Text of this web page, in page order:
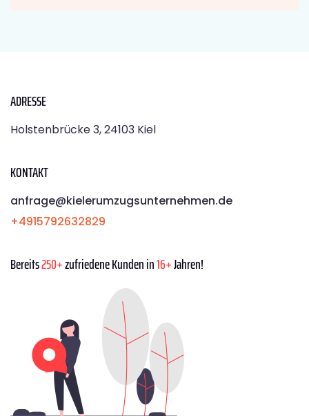
ADRESSE
Holstenbrücke 3, 24103 Kiel
KONTAKT
anfrage@kielerumzugsunternehmen.de
+4915792632829
Bereits250+zufriedene Kunden in16+Jahren!